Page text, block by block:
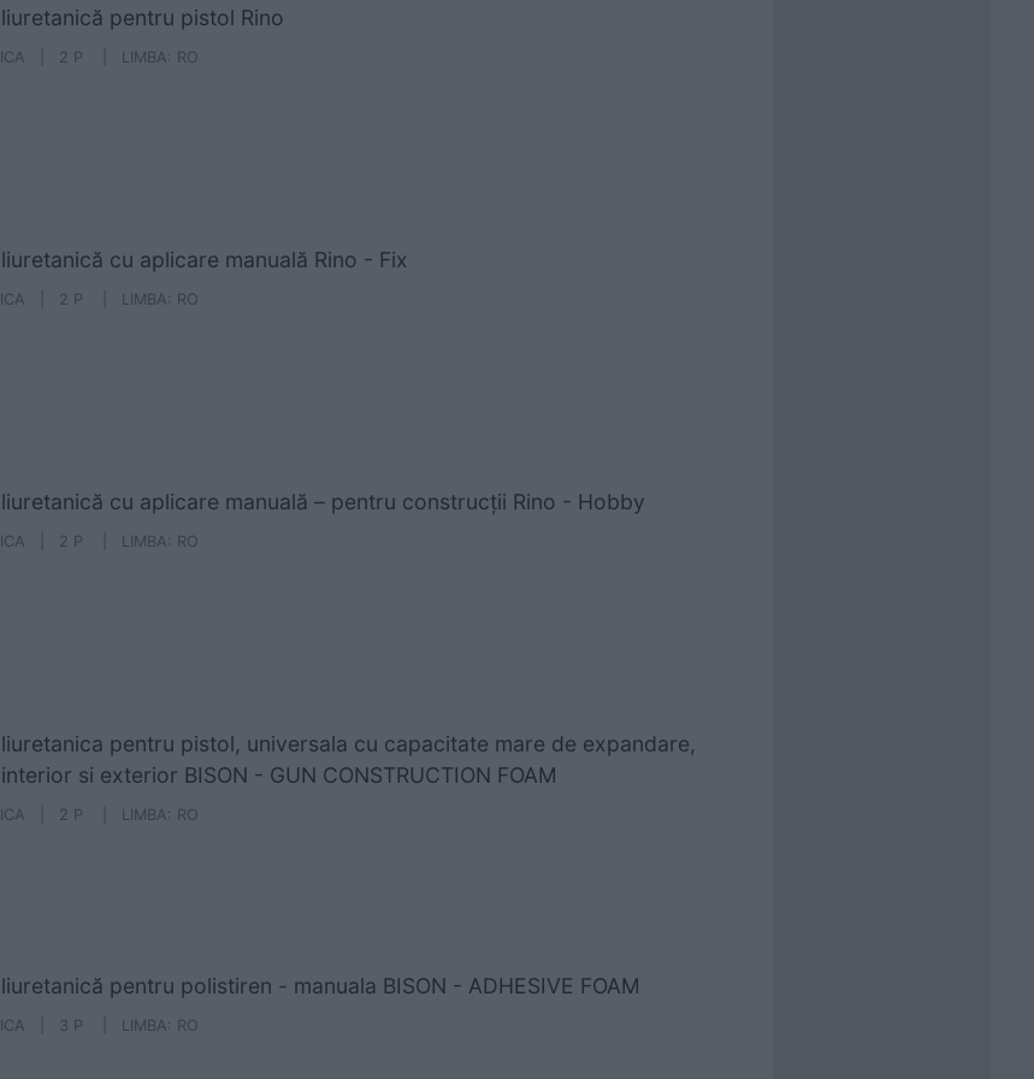
pentru pistol Rino
| 2 P | LIMBA: RO
cu aplicare manuală Rino - Fix
| 2 P | LIMBA: RO
cu aplicare manuală – pentru construcţii Rino - Hobby
| 2 P | LIMBA: RO
pentru pistol, universala cu capacitate mare de expandare,
si exterior BISON - GUN CONSTRUCTION FOAM
| 2 P | LIMBA: RO
pentru polistiren - manuala BISON - ADHESIVE FOAM
| 3 P | LIMBA: RO